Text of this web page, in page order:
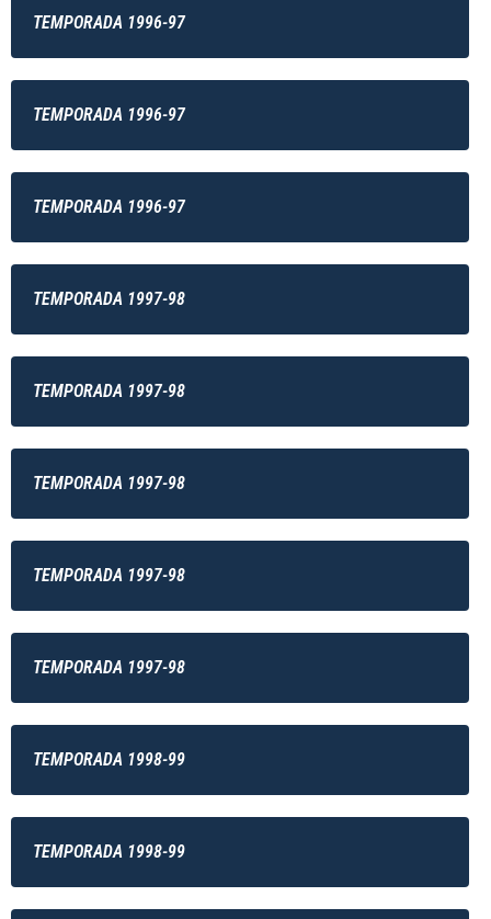
TEMPORADA 1996-97
TEMPORADA 1996-97
TEMPORADA 1996-97
TEMPORADA 1997-98
TEMPORADA 1997-98
TEMPORADA 1997-98
TEMPORADA 1997-98
TEMPORADA 1997-98
TEMPORADA 1998-99
TEMPORADA 1998-99